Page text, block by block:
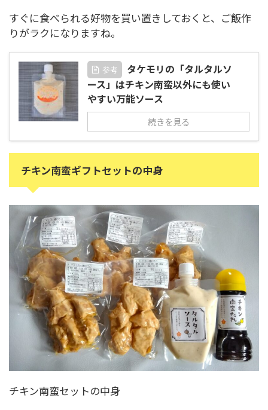
すぐに食べられる好物を買い置きしておくと、ご飯作
りがラクになりますね。
参考
タケモリの「タルタルソ
ース」はチキン南蛮以外にも使い
やすい万能ソース
続きを見る
チキン南蛮ギフトセットの中身
チキン南蛮セットの中身